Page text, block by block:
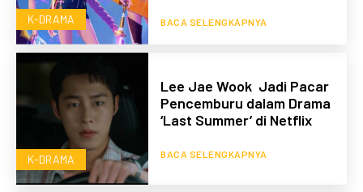
K-DRAMA BACA SELENGKAPNYA
K-DRAMA
Lee Jae Wook Jadi Pacar
Pencemburu dalam Drama
‘Last Summer’ di Netflix
BACA SELENGKAPNYA